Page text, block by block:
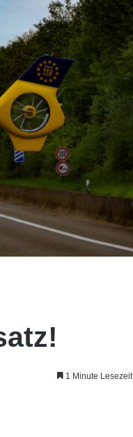
1 Minute Lesezeit